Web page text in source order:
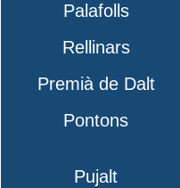
Palafolls
Rellinars
Premià de Dalt
Pontons
Pujalt